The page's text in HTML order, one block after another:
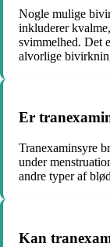
Nogle mulige
inkluderer
svimmelhed. Det
alvorlige
Er
Tranexaminsyre
under
andre typer af
Kan